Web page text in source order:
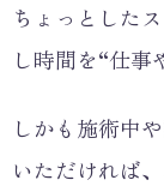
ちょっとした
し時間を“仕事
しかも施術中
いただければ